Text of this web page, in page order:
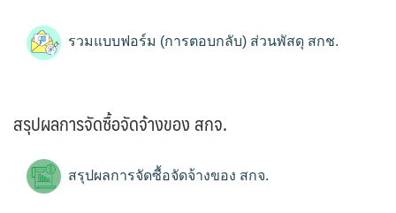
รวมแบบฟอร์ม (การตอบกลับ) ส่วนพัสดุ สกช.
สรุปผลการจัดซื้อจัดจ้างของ สกจ.
สรุปผลการจัดซื้อจัดจ้างของ สกจ.